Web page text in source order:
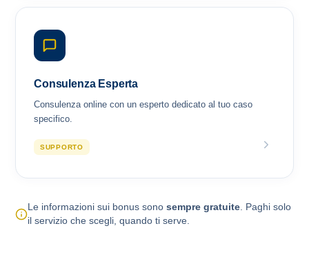
Consulenza Esperta
Consulenza online con un esperto dedicato al tuo caso
specifico.
SUPPORTO
Le informazioni sui bonus sono sempre gratuite. Paghi solo
il servizio che scegli, quando ti serve.